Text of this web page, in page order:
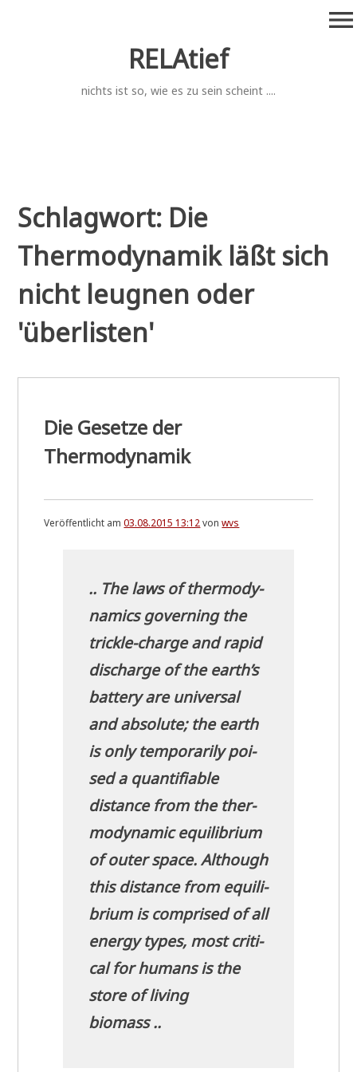
RELAtief
nichts ist so, wie es zu sein scheint ....
menu
Schlagwort: Die
Thermodynamik läßt sich
nicht leugnen oder
'überlisten'
Die Gesetze der
Thermodynamik
Veröffentlicht am03.08.2015 13:12vonwvs
.. The laws of ther­mo­dy­
na­mics gover­ning the
trick­le-char­ge and rapid
dischar­ge of the earth’s
bat­tery are uni­ver­sal
and abso­lu­te; the earth
is only tem­po­r­a­ri­ly poi­
sed a quan­ti­fia­ble
distance from the ther­
mo­dy­na­mic equi­li­bri­um
of outer space. Alt­hough
this distance from equi­li­
bri­um is com­pri­sed of all
ener­gy types, most cri­ti­
cal for humans is the
store of living
biomass ..